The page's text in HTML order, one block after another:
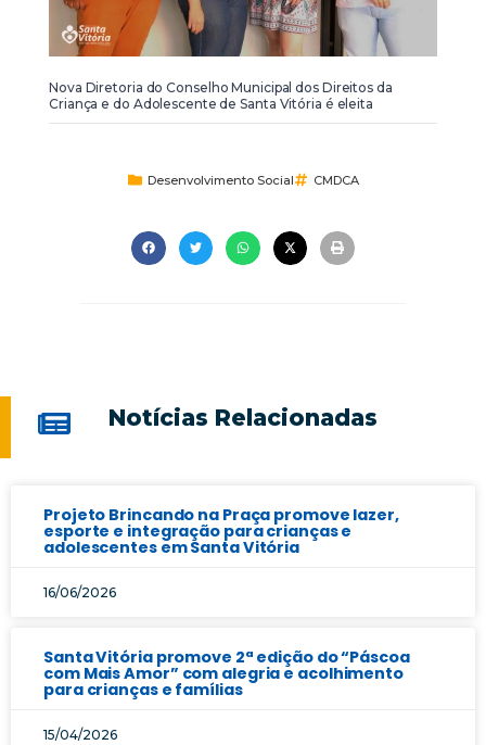
Nova Diretoria do Conselho Municipal dos Direitos da
Criança e do Adolescente de Santa Vitória é eleita
Desenvolvimento Social CMDCA
Notícias Relacionadas
Projeto Brincando na Praça promove lazer,
esporte e integração para crianças e
adolescentes em Santa Vitória
16/06/2026
Santa Vitória promove 2ª edição do “Páscoa
com Mais Amor” com alegria e acolhimento
para crianças e famílias
15/04/2026